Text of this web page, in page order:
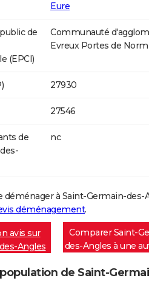
Eure
de
(EPCI)
Communauté
Evreux Portes de
27930
27546
de
nc
déménager à Saint-Germain-des-
déménagement.
avis sur
Angles
Comparer Saint-
des-Angles à une
de Saint-